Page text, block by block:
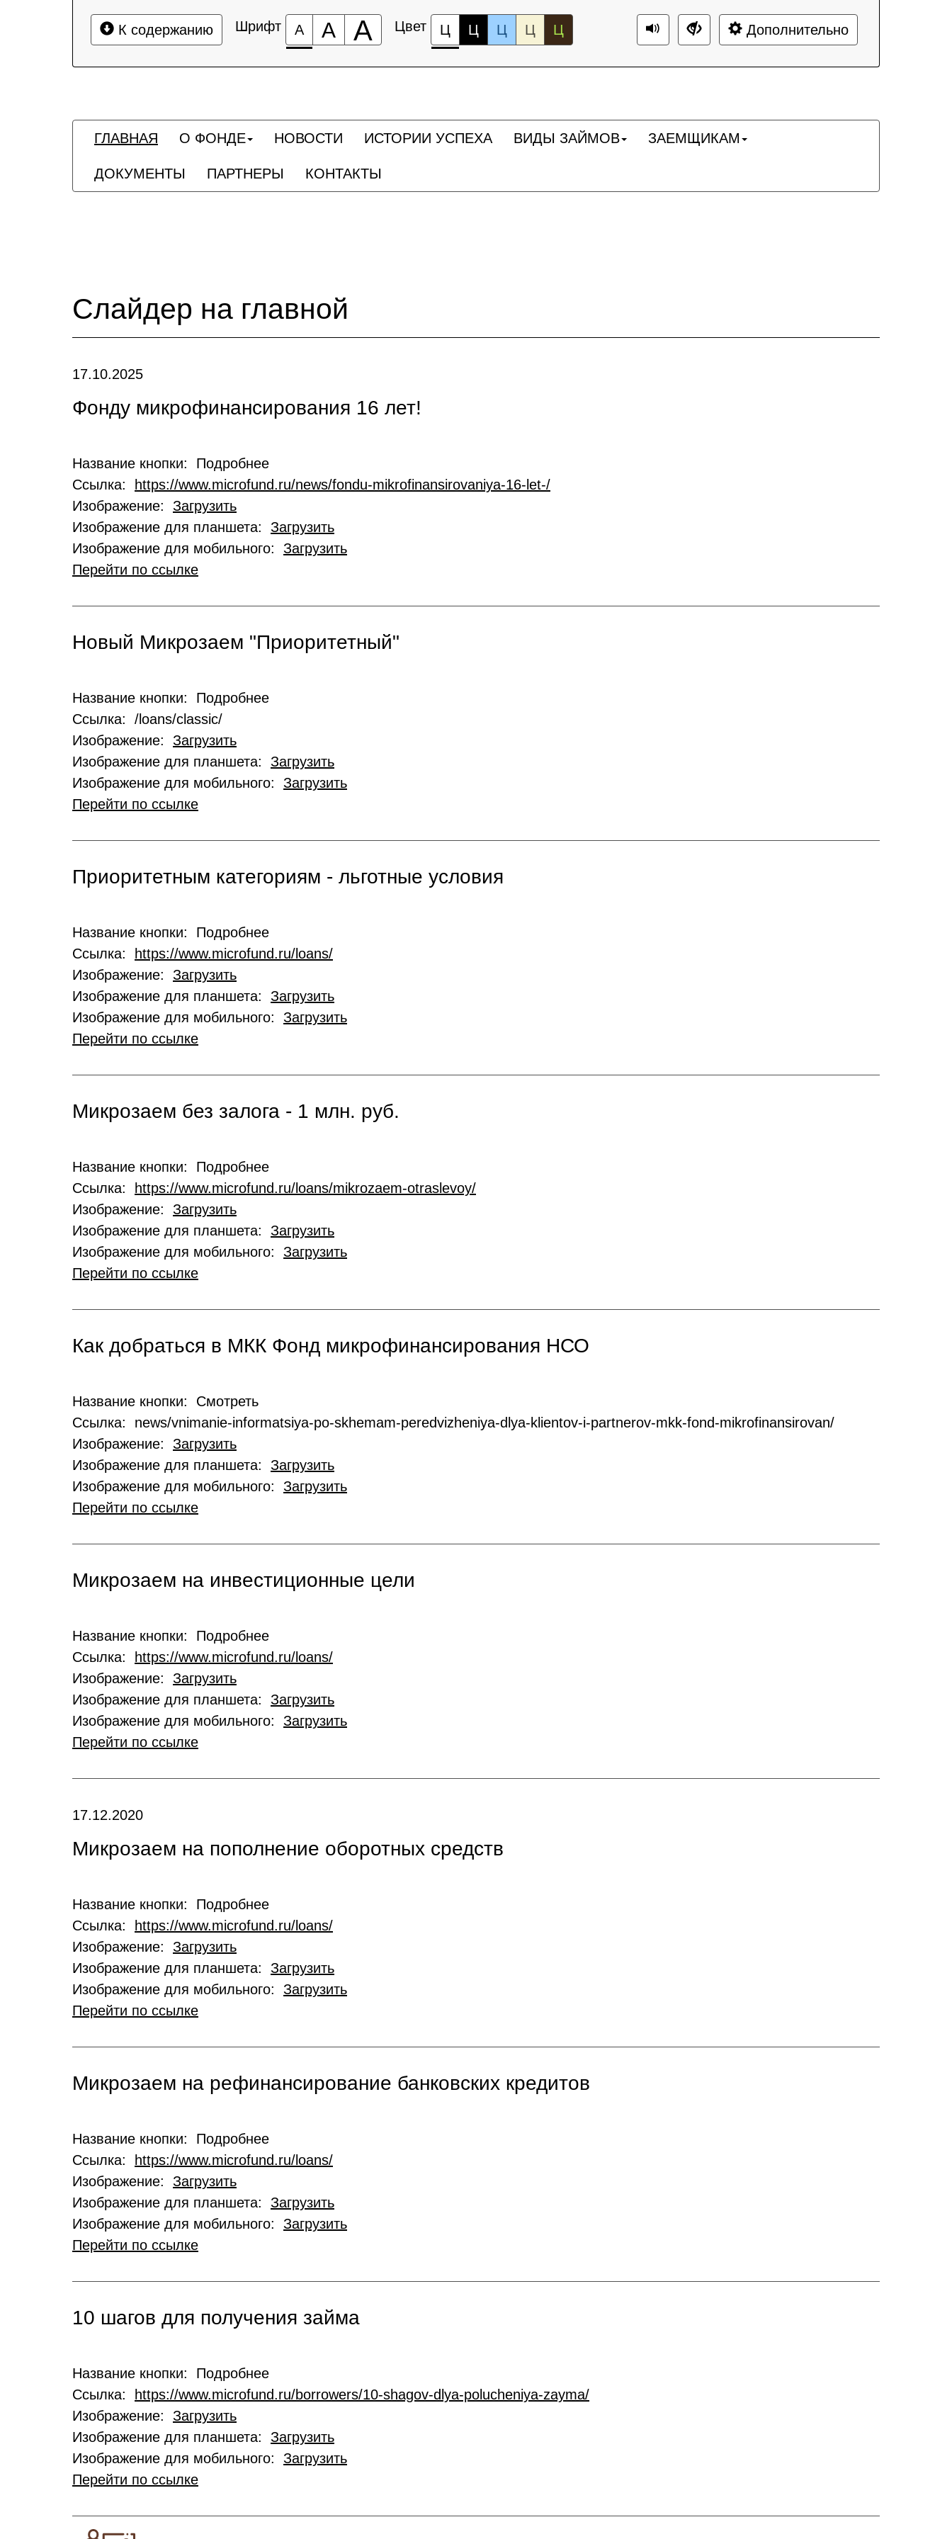
К содержанию Шрифт А А А Цвет Ц Ц Ц Ц Ц Дополнительно
ГЛАВНАЯ О ФОНДЕ НОВОСТИ ИСТОРИИ УСПЕХА ВИДЫ ЗАЙМОВ ЗАЕМЩИКАМ
ДОКУМЕНТЫ ПАРТНЕРЫ КОНТАКТЫ
Слайдер на главной
17.10.2025
Фонду микрофинансирования 16 лет!
Название кнопки: Подробнее
Ссылка:
https://www.microfund.ru/news/fondu-mikrofinansirovaniya-16-let-/
Изображение: Загрузить
Изображение для планшета: Загрузить
Изображение для мобильного: Загрузить
Перейти по ссылке
Новый Микрозаем "Приоритетный"
Название кнопки: Подробнее
Ссылка: /loans/classic/
Изображение: Загрузить
Изображение для планшета: Загрузить
Изображение для мобильного: Загрузить
Перейти по ссылке
Приоритетным категориям - льготные условия
Название кнопки: Подробнее
Ссылка:
https://www.microfund.ru/loans/
Изображение: Загрузить
Изображение для планшета: Загрузить
Изображение для мобильного: Загрузить
Перейти по ссылке
Микрозаем без залога - 1 млн. руб.
Название кнопки: Подробнее
Ссылка:
https://www.microfund.ru/loans/mikrozaem-otraslevoy/
Изображение: Загрузить
Изображение для планшета: Загрузить
Изображение для мобильного: Загрузить
Перейти по ссылке
Как добраться в МКК Фонд микрофинансирования НСО
Название кнопки: Смотреть
Ссылка: news/vnimanie-informatsiya-po-skhemam-peredvizheniya-dlya-klientov-i-partnerov-mkk-fond-mikrofinansirovan/
Изображение: Загрузить
Изображение для планшета: Загрузить
Изображение для мобильного: Загрузить
Перейти по ссылке
Микрозаем на инвестиционные цели
Название кнопки: Подробнее
Ссылка:
https://www.microfund.ru/loans/
Изображение: Загрузить
Изображение для планшета: Загрузить
Изображение для мобильного: Загрузить
Перейти по ссылке
17.12.2020
Микрозаем на пополнение оборотных средств
Название кнопки: Подробнее
Ссылка:
https://www.microfund.ru/loans/
Изображение: Загрузить
Изображение для планшета: Загрузить
Изображение для мобильного: Загрузить
Перейти по ссылке
Микрозаем на рефинансирование банковских кредитов
Название кнопки: Подробнее
Ссылка:
https://www.microfund.ru/loans/
Изображение: Загрузить
Изображение для планшета: Загрузить
Изображение для мобильного: Загрузить
Перейти по ссылке
10 шагов для получения займа
Название кнопки: Подробнее
Ссылка:
https://www.microfund.ru/borrowers/10-shagov-dlya-polucheniya-zayma/
Изображение: Загрузить
Изображение для планшета: Загрузить
Изображение для мобильного: Загрузить
Перейти по ссылке